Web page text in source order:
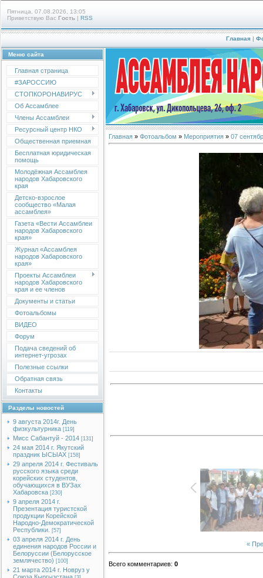
Пятница, 07.08.2026, 13:05
Приветствую Вас Гость | RSS
Главная |
Меню сайта
Главная страница
#ЗАРОССИЮ
СТОПКОРОНАВИРУС
Об Ассамблее
Члены Ассамблеи
Ресурсный центр НКО
Общественная приемная
Бесплатная юридическая
помощь
Молодёжная Ассамблея
народов Хабаровского
края
Детско-взрослое
сообщество «Малая
ассамблея»
Газета «Вести Ассамблеи
народов Хабаровского
края»
Журнал «Ассамблея
народов Хабаровского
края»
Проекты Ассамблеи
народов Хабаровского
края и ее членов
Документы и статьи
Фотоальбомы
ВИДЕО
Форум
Подача сведений об
интернет-угрозах
Полезные ссылки
Обратная связь
Контакты
Разделы новостей
9 августа 2014г. День
физкультурника [119]
Мисс Сабантуй - 2014 [131]
24 мая 2014 г. Якутский
праздник ЫСЫАХ [158]
29 апреля 2014 г. Фестиваль
русского языка среди
корейских студентов,
обучающихся в ВУЗах
Хабаровска [230]
9 апреля 2014 г.
Презентация туристской
продукции Корейской
Народно-Демократической
Республики.
[57]
03 апреля 2014 г. День
единения народов России и
Белоруссии (Белорусское
землячество) [100]
21 марта 2014 г. Новруз у
Главная » Фотоальбом » Мероприятия » 07
«
Всего комментариев: 0